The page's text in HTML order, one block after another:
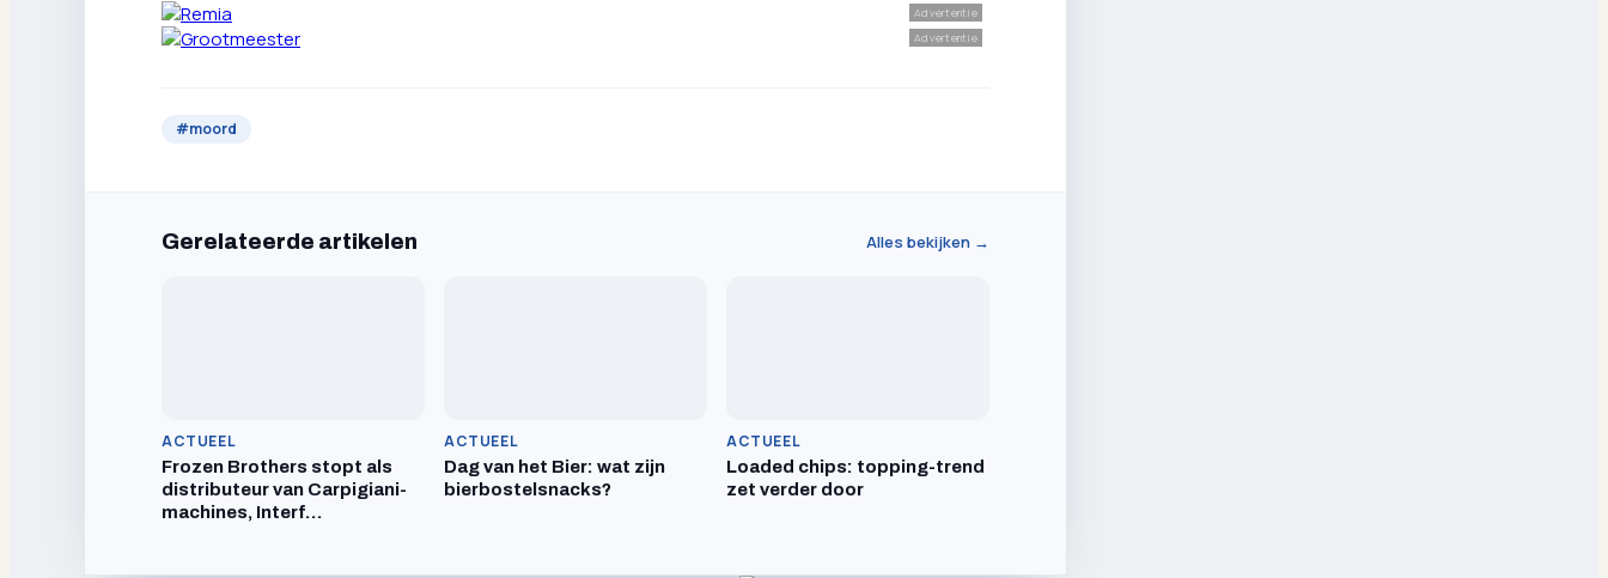
Advertentie
Advertentie
#moord
Gerelateerde artikelen Alles bekijken →
ACTUEEL
Frozen Brothers stopt als
distributeur van Carpigiani-
machines, Interf…
ACTUEEL
Dag van het Bier: wat zijn
bierbostelsnacks?
ACTUEEL
Loaded chips: topping-trend
zet verder door